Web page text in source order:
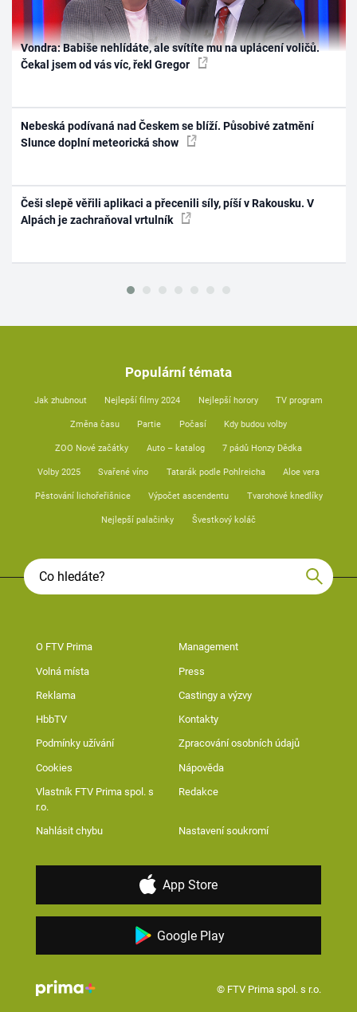
Vondra: Babiše nehlídáte, ale svítíte mu na uplácení voličů.
Čekal jsem od vás víc, řekl Gregor
Nebeská podívaná nad Českem se blíží. Působivé zatmění
Slunce doplní meteorická show
Češi slepě věřili aplikaci a přecenili síly, píší v Rakousku. V
Alpách je zachraňoval vrtulník
Populární témata
Jak zhubnout Nejlepší filmy 2024 Nejlepší horory TV program
Změna času Partie Počasí Kdy budou volby
ZOO Nové začátky Auto – katalog 7 pádů Honzy Dědka
Volby 2025 Svařené víno Tatarák podle Pohlreicha Aloe vera
Pěstování lichořeřišnice Výpočet ascendentu Tvarohové knedlíky
Nejlepší palačinky Švestkový koláč
O FTV Prima Management
Volná místa Press
Reklama Castingy a výzvy
HbbTV Kontakty
Podmínky užívání Zpracování osobních údajů
Cookies Nápověda
Vlastník FTV Prima spol. s
r.o.
Redakce
Nahlásit chybu Nastavení soukromí
App Store
Google Play
© FTV Prima spol. s r.o.